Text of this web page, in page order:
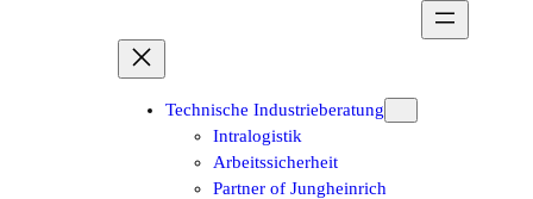
Technische Industrieberatung
Intralogistik
Arbeitssicherheit
Partner of Jungheinrich